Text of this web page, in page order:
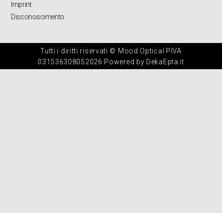
Imprint
Disconoscimento
Tutti i diritti riservati © Mood Optical PIVA
031536308052026 Powered by DekaEpta.it